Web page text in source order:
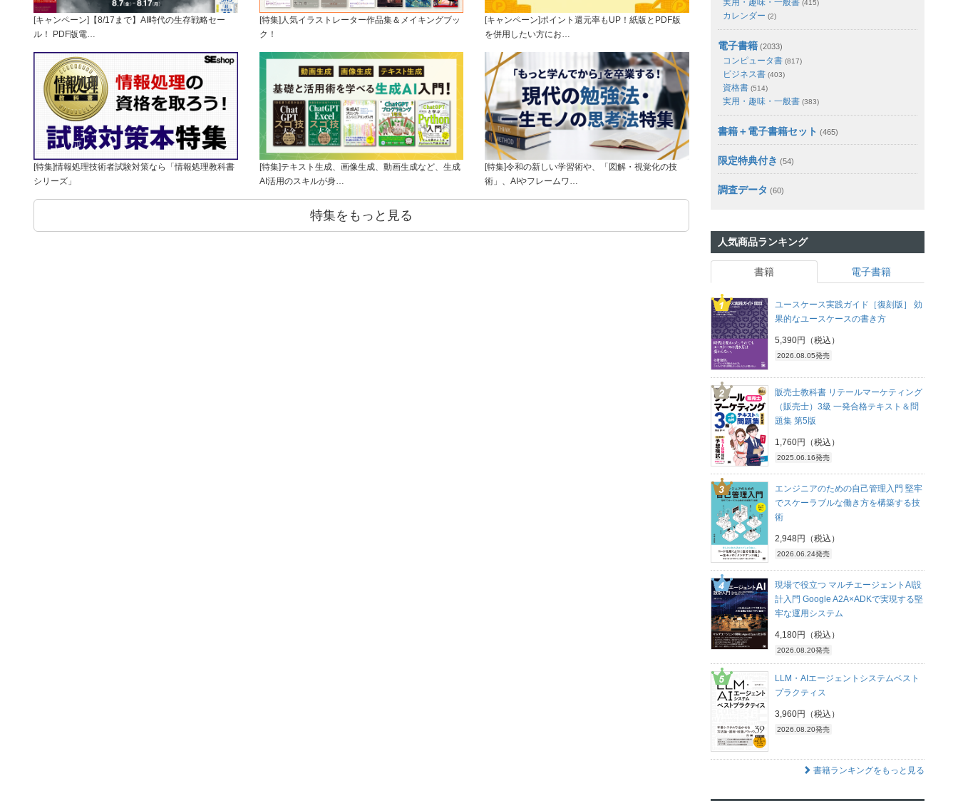
[キャンペーン]【8/17まで】AI時代の生存戦略セー
ル！ PDF版電…
[特集]人気イラストレーター作品集＆メイキングブッ
ク！
[キャンペーン]ポイント還元率もUP！紙版とPDF版
を併用したい方にお…
[特集]情報処理技術者試験対策なら「情報処理教科書
シリーズ」
[特集]テキスト生成、画像生成、動画生成など、生成
AI活用のスキルが身…
[特集]令和の新しい学習術や、「図解・視覚化の技
術」、AIやフレームワ…
特集をもっと見る
実用・趣味・一般書 (415)
カレンダー (2)
電子書籍 (2033)
コンピュータ書 (817)
ビジネス書 (403)
資格書 (514)
実用・趣味・一般書 (383)
書籍＋電子書籍セット (465)
限定特典付き (54)
調査データ (60)
人気商品ランキング
書籍 電子書籍
ユースケース実践ガイド［復刻版］ 効
果的なユースケースの書き方
5,390円（税込）
2026.08.05発売
販売士教科書 リテールマーケティング
（販売士）3級 一発合格テキスト＆問
題集 第5版
1,760円（税込）
2025.06.16発売
エンジニアのための自己管理入門 堅牢
でスケーラブルな働き方を構築する技
術
2,948円（税込）
2026.06.24発売
現場で役立つ マルチエージェントAI設
計入門 Google A2A×ADKで実現する堅
牢な運用システム
4,180円（税込）
2026.08.20発売
LLM・AIエージェントシステムベスト
プラクティス
3,960円（税込）
2026.08.20発売
書籍ランキングをもっと見る